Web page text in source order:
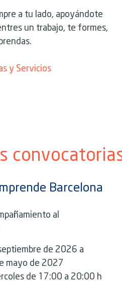
a tu lado, apoyándote
un trabajo, te formes,
y Servicios
Barcelona​
al
de 2026 a
mayo de 2027
de 17:00 a 20:00 h